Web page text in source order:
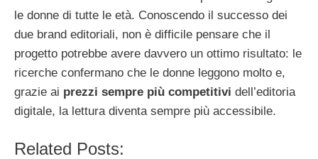
le donne di tutte le età. Conoscendo il successo dei
due brand editoriali, non è difficile pensare che il
progetto potrebbe avere davvero un ottimo risultato: le
ricerche confermano che le donne leggono molto e,
grazie ai prezzi sempre più competitivi dell’editoria
digitale, la lettura diventa sempre più accessibile.
Related Posts: